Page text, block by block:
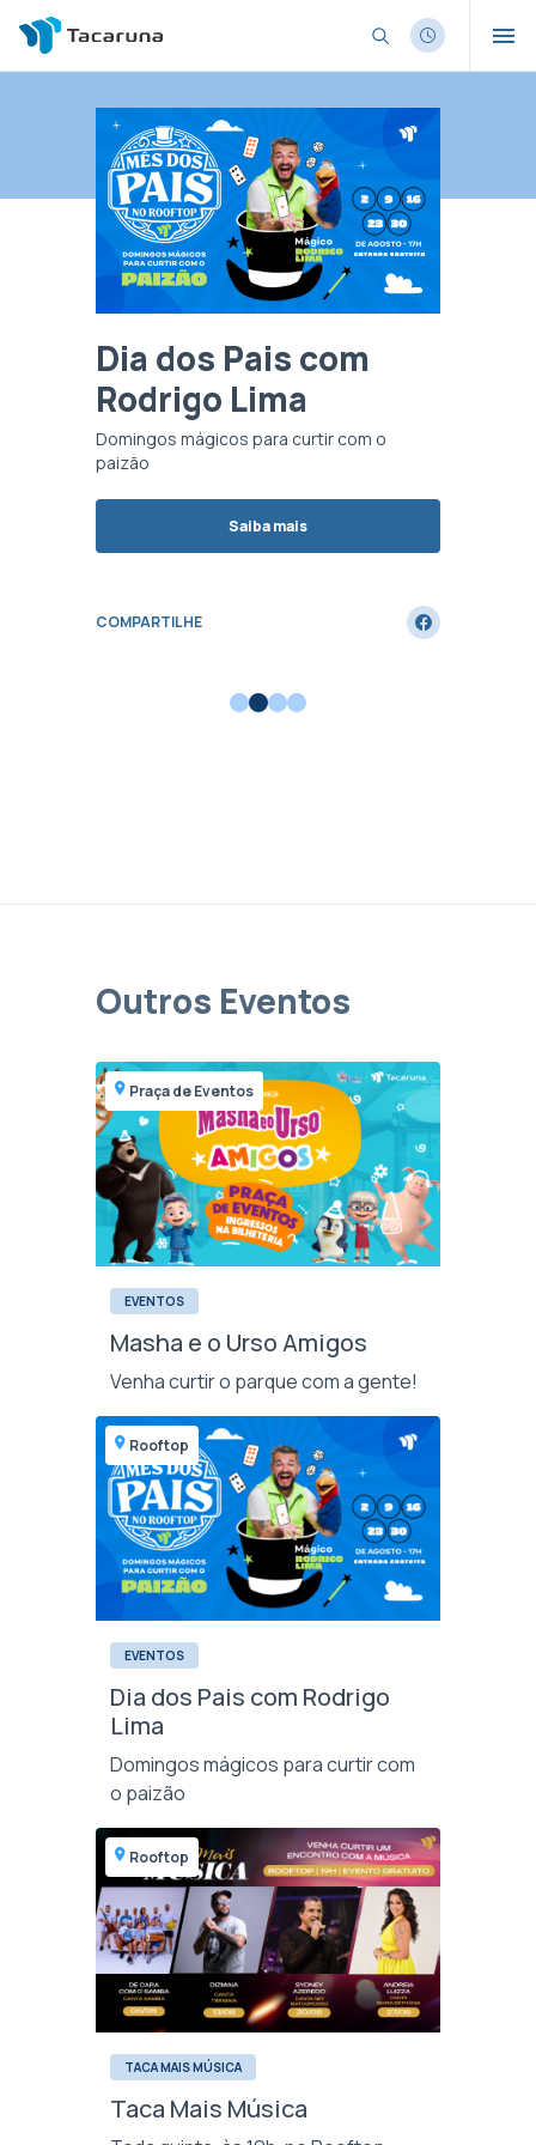
Dia dos Pais com
Rodrigo Lima
Domingos mágicos para curtir com o
paizão
Saiba mais
COMPARTILHE
Outros Eventos
Praça de Eventos
EVENTOS
Masha e o Urso Amigos
Venha curtir o parque com a gente!
Rooftop
EVENTOS
Dia dos Pais com Rodrigo
Lima
Domingos mágicos para curtir com
o paizão
Rooftop
TACA MAIS MÚSICA
Taca Mais Música